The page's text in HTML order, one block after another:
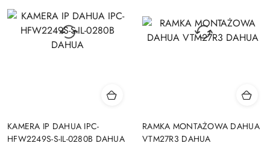
KAMERA IP DAHUA IPC-
HFW2249S-S-IL-0280B DAHUA
RAMKA MONTAŻOWA DAHUA
VTM27R3 DAHUA